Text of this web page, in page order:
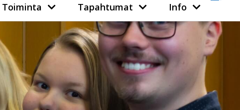
Toiminta Tapahtumat Info